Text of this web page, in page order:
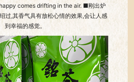
comes drifting in the air. ■刚出炉
过,其香气具有放松心情的效果,会让人感
到幸福的感觉。